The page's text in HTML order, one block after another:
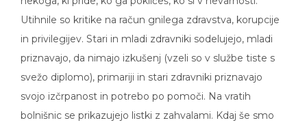
Utihnile so kritike na račun gnilega zdravstva, korupcije
in privilegijev. Stari in mladi zdravniki sodelujejo, mladi
priznavajo, da nimajo izkušenj (vzeli so v službe tiste s
svežo diplomo), primariji in stari zdravniki priznavajo
svojo izčrpanost in potrebo po pomoči. Na vratih
bolnišnic se prikazujejo listki z zahvalami. Kdaj še smo